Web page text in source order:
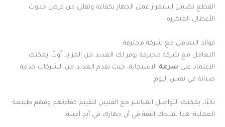
القطع تضمن استمرار عمل الجهاز بكفاءة وتقلل من فرص حدوث
الأعطال المتكررة.
فوائد التعامل مع شركة محترفة
التعامل مع شركة محترفة يوفر لك العديد من المزايا. أولاً، يمكنك
الاعتماد على سرعة الاستجابة، حيث تقدم العديد من الشركات خدمة
صيانة في نفس اليوم.
ثانيًا، يمكنك التواصل المباشر مع الفنيين لتقييم كفاءتهم وفهم طبيعة
العملية. هذا يمنحك الثقة في أن جهازك في أيدٍ أمينة.